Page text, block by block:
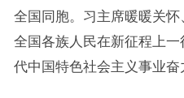
全国同胞。习主席暖暖关
全国各族人民在新征程上
代中国特色社会主义事业奋